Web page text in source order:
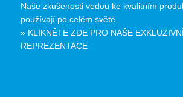
Naše zkušenosti vedou ke kvalitním
používají po celém světě.
» KLIKNĚTE ZDE PRO NAŠE EXKLUZIVNÍ
REPREZENTACE